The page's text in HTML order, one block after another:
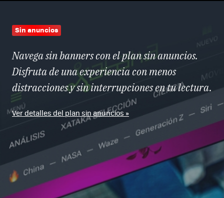
Sin anuncios
Navega sin banners con el plan sin anuncios.
Disfruta de una experiencia con menos
distracciones y sin interrupciones en tu lectura.
Ver detalles del plan sin anuncios »